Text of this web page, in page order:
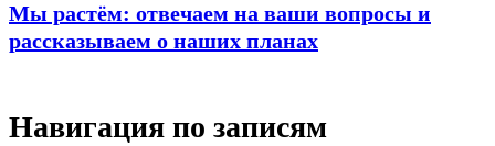
Мы растём: отвечаем на ваши вопросы и
рассказываем о наших планах
Навигация по записям